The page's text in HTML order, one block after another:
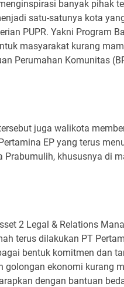
banyak pihak
satu-satunya kota
PUPR. Yakni Program
masyarakat kurang
Perumahan Komunitas
juga walikota
EP yang terus
Prabumulih, khususnya di
2 Legal & Relations
terus dilakukan PT
bentuk komitmen dan
golongan ekonomi kurang
dengan bantuan